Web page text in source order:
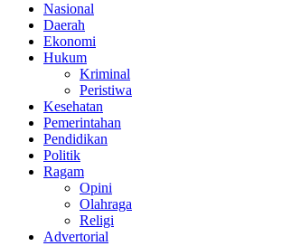
Nasional
Daerah
Ekonomi
Hukum
Kriminal
Peristiwa
Kesehatan
Pemerintahan
Pendidikan
Politik
Ragam
Opini
Olahraga
Religi
Advertorial